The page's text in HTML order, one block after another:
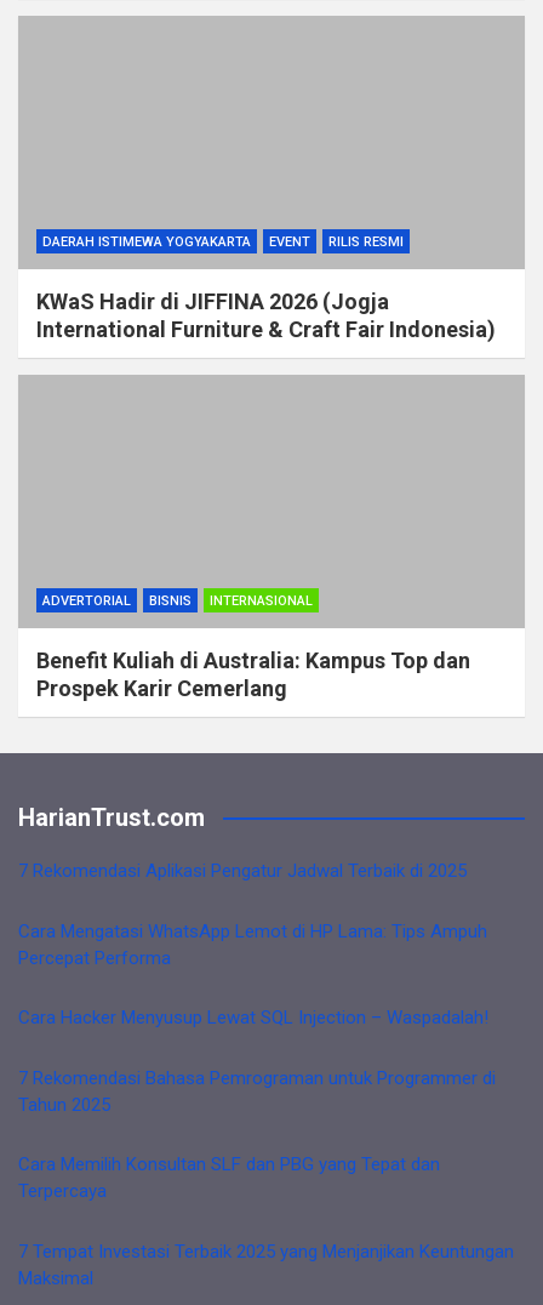
DAERAH ISTIMEWA YOGYAKARTA EVENT RILIS RESMI
KWaS Hadir di JIFFINA 2026 (Jogja
International Furniture & Craft Fair Indonesia)
ADVERTORIAL BISNIS INTERNASIONAL
Benefit Kuliah di Australia: Kampus Top dan
Prospek Karir Cemerlang
HarianTrust.com
7 Rekomendasi Aplikasi Pengatur Jadwal Terbaik di 2025
Cara Mengatasi WhatsApp Lemot di HP Lama: Tips Ampuh
Percepat Performa
Cara Hacker Menyusup Lewat SQL Injection – Waspadalah!
7 Rekomendasi Bahasa Pemrograman untuk Programmer di
Tahun 2025
Cara Memilih Konsultan SLF dan PBG yang Tepat dan
Terpercaya
7 Tempat Investasi Terbaik 2025 yang Menjanjikan Keuntungan
Maksimal